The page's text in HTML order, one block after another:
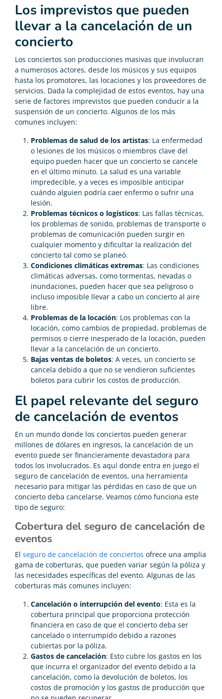
Los imprevistos que pueden
llevar a la cancelación de un
concierto
Los conciertos son producciones masivas que involucran
a numerosos actores, desde los músicos y sus equipos
hasta los promotores, las locaciones y los proveedores de
servicios. Dada la complejidad de estos eventos, hay una
serie de factores imprevistos que pueden conducir a la
suspensión de un concierto. Algunos de los más
comunes incluyen:
Problemas de salud de los artistas: La enfermedad
o lesiones de los músicos o miembros clave del
equipo pueden hacer que un concierto se cancele
en el último minuto. La salud es una variable
impredecible, y a veces es imposible anticipar
cuándo alguien podría caer enfermo o sufrir una
lesión.
Problemas técnicos o logísticos: Las fallas técnicas,
los problemas de sonido, problemas de transporte o
problemas de comunicación pueden surgir en
cualquier momento y dificultar la realización del
concierto tal como se planeó.
Condiciones climáticas extremas: Las condiciones
climáticas adversas, como tormentas, nevadas o
inundaciones, pueden hacer que sea peligroso o
incluso imposible llevar a cabo un concierto al aire
libre.
Problemas de la locación: Los problemas con la
locación, como cambios de propiedad, problemas de
permisos o cierre inesperado de la locación, pueden
llevar a la cancelación de un concierto.
Bajas ventas de boletos: A veces, un concierto se
cancela debido a que no se vendieron suficientes
boletos para cubrir los costos de producción.
El papel relevante del seguro
de cancelación de eventos
En un mundo donde los conciertos pueden generar
millones de dólares en ingresos, la cancelación de un
evento puede ser financieramente devastadora para
todos los involucrados. Es aquí donde entra en juego el
seguro de cancelación de eventos, una herramienta
necesario para mitigar las pérdidas en caso de que un
concierto deba cancelarse. Veamos cómo funciona este
tipo de seguro:
Cobertura del seguro de cancelación de
eventos
El seguro de cancelación de conciertos ofrece una amplia
gama de coberturas, que pueden variar según la póliza y
las necesidades específicas del evento. Algunas de las
coberturas más comunes incluyen:
Cancelación o interrupción del evento: Esta es la
cobertura principal que proporciona protección
financiera en caso de que el concierto deba ser
cancelado o interrumpido debido a razones
cubiertas por la póliza.
Gastos de cancelación: Esto cubre los gastos en los
que incurra el organizador del evento debido a la
cancelación, como la devolución de boletos, los
costos de promoción y los gastos de producción que